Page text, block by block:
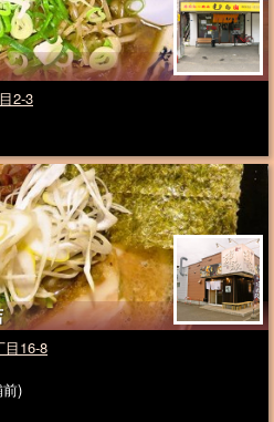
2-3
目16-8
)